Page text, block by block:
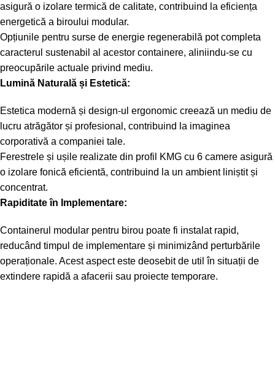
asigură o izolare termică de calitate, contribuind la eficiența
energetică a biroului modular.
Opțiunile pentru surse de energie regenerabilă pot completa
caracterul sustenabil al acestor containere, aliniindu-se cu
preocupările actuale privind mediu.
Lumină Naturală și Estetică:
Estetica modernă și design-ul ergonomic creează un mediu de
lucru atrăgător și profesional, contribuind la imaginea
corporativă a companiei tale.
Ferestrele și ușile realizate din profil KMG cu 6 camere asigură
o izolare fonică eficientă, contribuind la un ambient liniștit și
concentrat.
Rapiditate în Implementare:
Containerul modular pentru birou poate fi instalat rapid,
reducând timpul de implementare și minimizând perturbările
operaționale. Acest aspect este deosebit de util în situații de
extindere rapidă a afacerii sau proiecte temporare.